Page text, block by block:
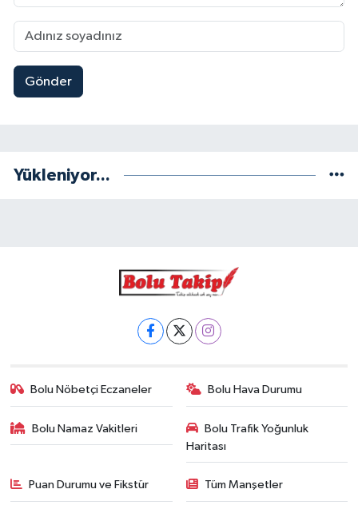
Gönder
Yükleniyor...
Bolu Nöbetçi Eczaneler Bolu Hava Durumu
Bolu Namaz Vakitleri
Bolu Trafik Yoğunluk
Haritası
Puan Durumu ve Fikstür Tüm Manşetler